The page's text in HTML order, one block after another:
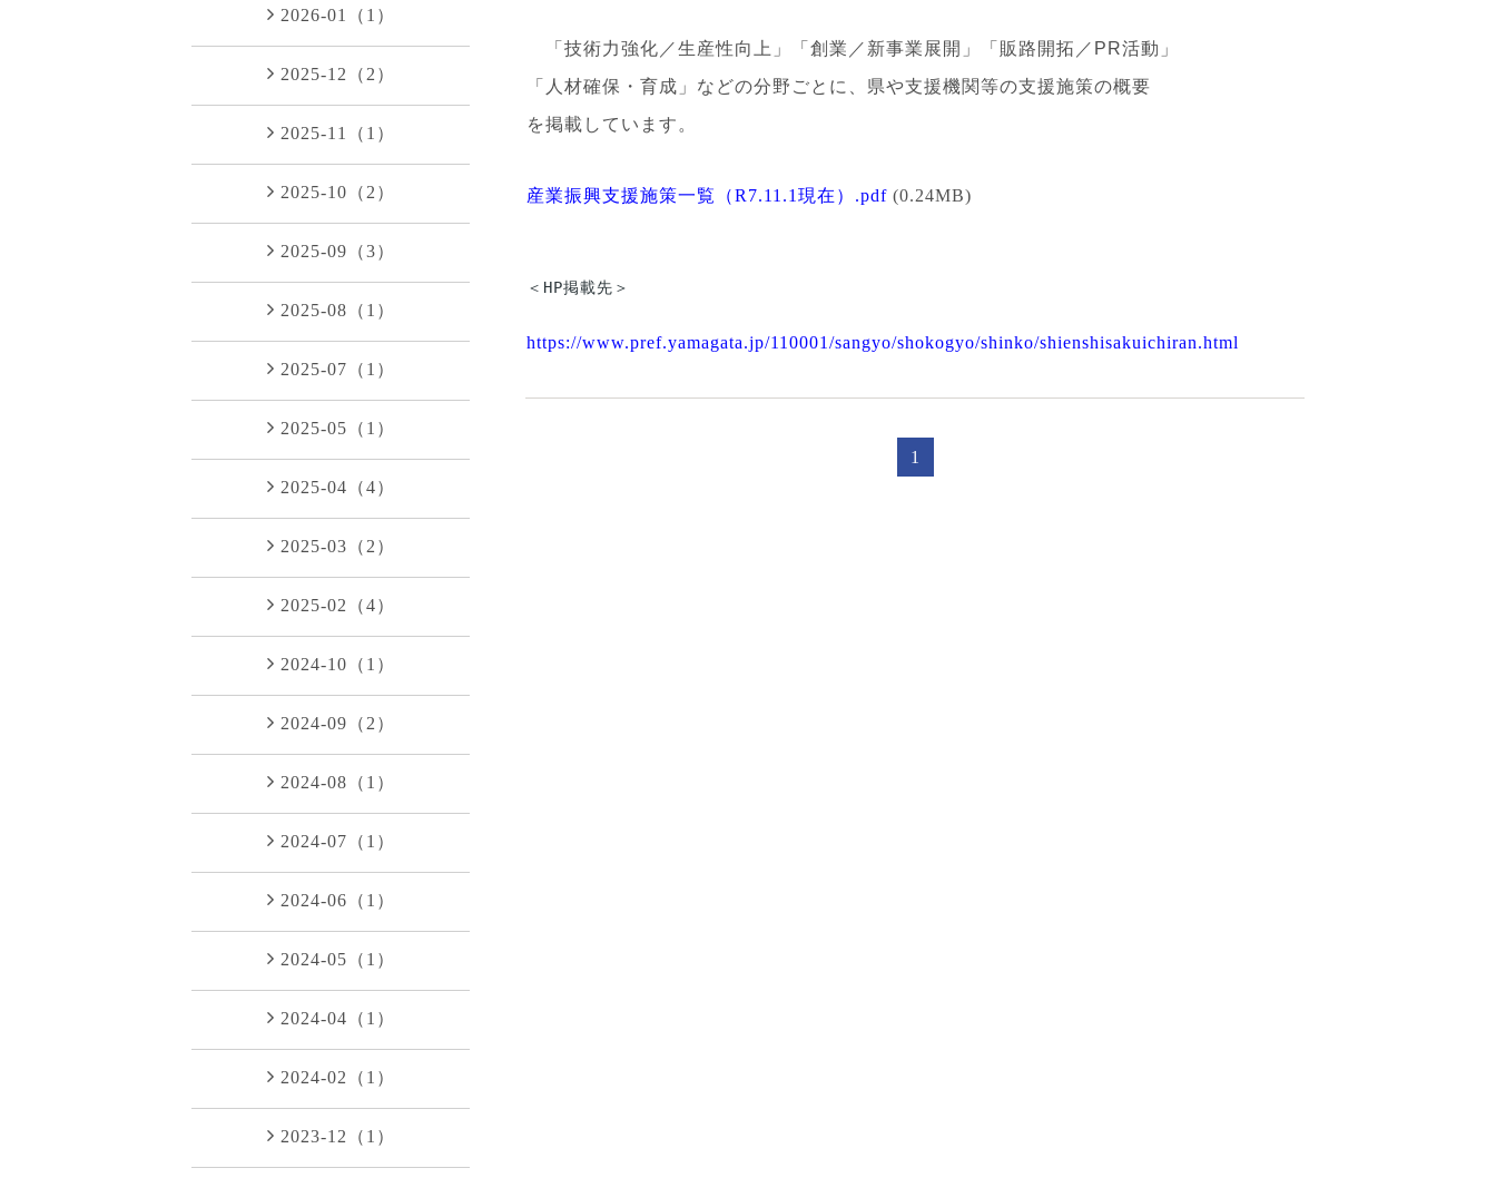
「技術力強化／生産性向上」「創業／新事業展開」「販路開拓／PR活動」
「人材確保・育成」などの分野ごとに、県や支援機関等の支援施策の概要
を掲載しています。
産業振興支援施策一覧（R7.11.1現在）.pdf (0.24MB)
＜HP掲載先＞
https://www.pref.yamagata.jp/110001/sangyo/shokogyo/shinko/shienshisakuichiran.html
1
2026-01（1）
2025-12（2）
2025-11（1）
2025-10（2）
2025-09（3）
2025-08（1）
2025-07（1）
2025-05（1）
2025-04（4）
2025-03（2）
2025-02（4）
2024-10（1）
2024-09（2）
2024-08（1）
2024-07（1）
2024-06（1）
2024-05（1）
2024-04（1）
2024-02（1）
2023-12（1）